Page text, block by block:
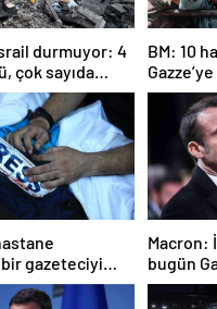
durmuyor: 4
çok sayıda
BM: 10
çadır
bir gazeteciyi
itiraf etti
Macron:
bugün
edilemez